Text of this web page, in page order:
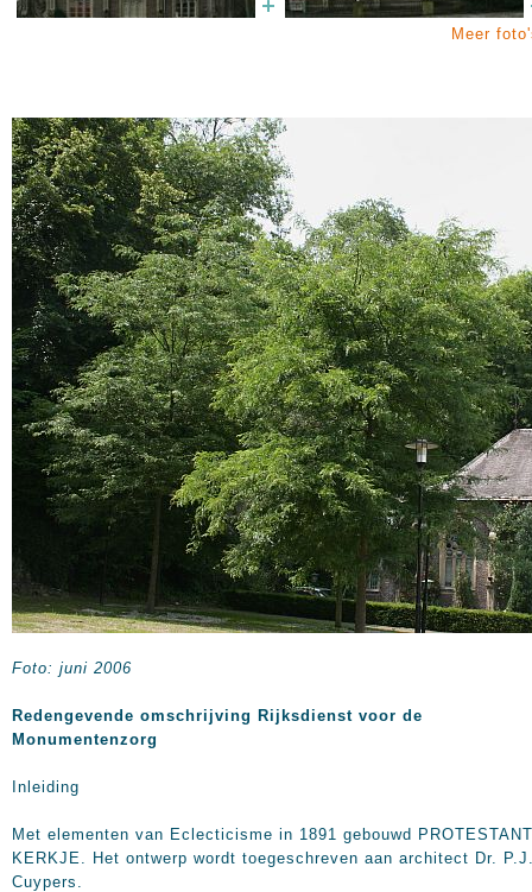
Meer
Foto: juni 2006
Redengevende omschrijving Rijksdienst voor de
Monumentenzorg
Inleiding
Met elementen van Eclecticisme in 1891 gebouwd
KERKJE. Het ontwerp wordt toegeschreven aan architect Dr.
Cuypers.